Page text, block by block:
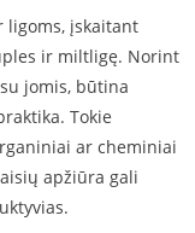
ligoms, įskaitant
ir miltligę. Norint
jomis, būtina
Tokie
ar cheminiai
apžiūra gali